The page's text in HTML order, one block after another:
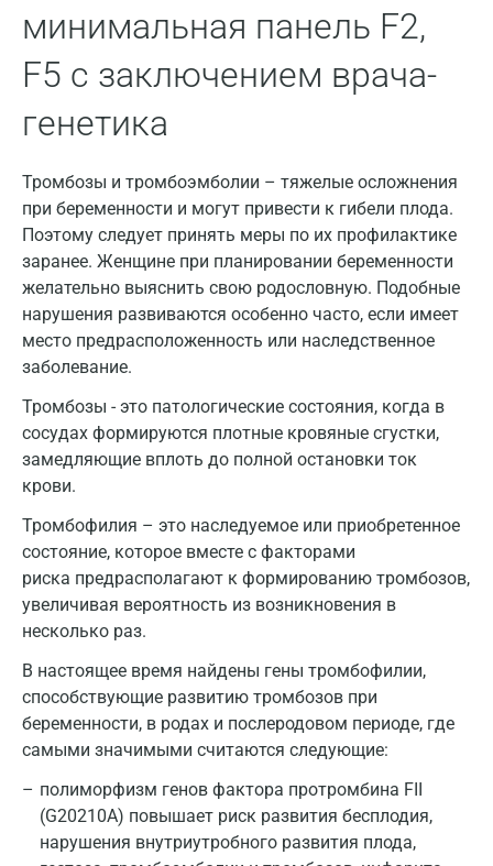
минимальная панель F2,
F5 с заключением врача-
генетика
Тромбозы и тромбоэмболии – тяжелые осложнения
при беременности и могут привести к гибели плода.
Поэтому следует принять меры по их профилактике
заранее. Женщине при планировании беременности
желательно выяснить свою родословную. Подобные
нарушения развиваются особенно часто, если имеет
место предрасположенность или наследственное
заболевание.
Тромбозы - это патологические состояния, когда в
сосудах формируются плотные кровяные сгустки,
замедляющие вплоть до полной остановки ток
крови.
Тромбофилия – это наследуемое или приобретенное
состояние, которое вместе с факторами
риска предрасполагают к формированию тромбозов,
увеличивая вероятность из возникновения в
несколько раз.
В настоящее время найдены гены тромбофилии,
способствующие развитию тромбозов при
беременности, в родах и послеродовом периоде, где
самыми значимыми считаются следующие:
полиморфизм генов фактора протромбина FII
(G20210A) повышает риск развития бесплодия,
нарушения внутриутробного развития плода,
Гатчина
Геленджик
Голубое
Дзержинск
Дзержинский
Дмитров
Долгопрудный
Домодедово
Екатеринбург
Жуковский
Звенигород
Зеленоград
Ивантеевка
Ижевск
Истра
Йошкар-Ола